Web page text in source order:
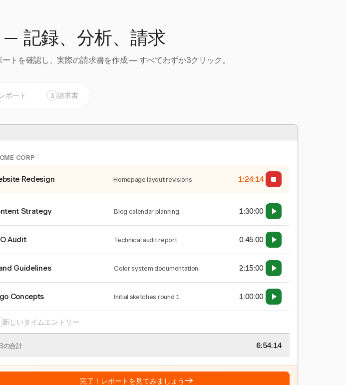
記録、分析、請求
トを確認し、実際の請求書を作成 — すべてわずか3クリック。
レポート 3 請求書
CORP
Redesign Homepage layout revisions 1:24:15
Strategy Blog calendar planning 1:30:00
Audit Technical audit report 0:45:00
Guidelines Color system documentation 2:15:00
Concepts Initial sketches round 1 1:00:00
新しいタイムエントリー
の合計 6:54:15
完了！レポートを見てみましょう→